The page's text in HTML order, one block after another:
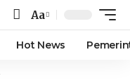
Font
Resizer
Aa
Hot News